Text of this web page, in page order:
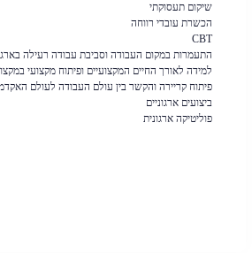
שיקום תעסוקתי
הכשרת עובדי רווחה
CBT
התעמרות במקום העבודה וסביבת עבודה רעילה
למידה לאורך החיים המקצועיים ופיתוח מקצועי
פיתוח קריירה והקשר בין עולם העבודה לעולם
ביצועים ארגוניים
פוליטיקה ארגונית